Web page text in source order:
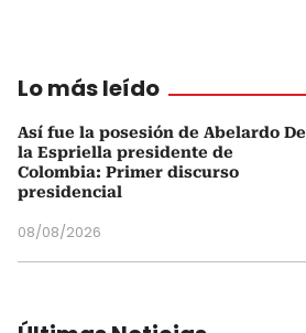
Lo más leído
Así fue la posesión de Abelardo De
la Espriella presidente de
Colombia: Primer discurso
presidencial
08/08/2026